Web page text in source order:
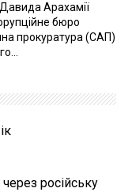
Арахамії
бюро
прокуратура (САП)
російську